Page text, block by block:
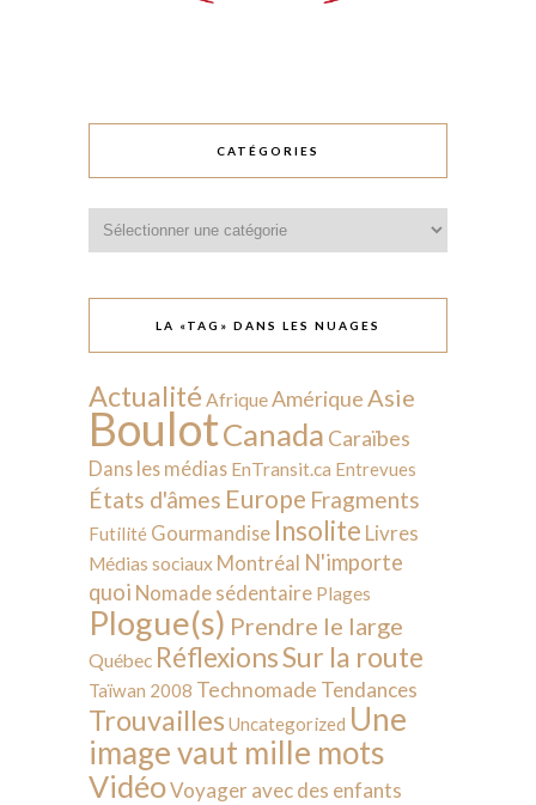
CATÉGORIES
LA «TAG» DANS LES NUAGES
Actualité AfriqueAmérique Asie
BoulotCanada Caraïbes
Dans les médias EnTransit.ca Entrevues
États d'âmes Europe Fragments
Futilité Gourmandise Insolite Livres
Médias sociaux Montréal N'importe
quoi Nomade sédentaire Plages
Plogue(s) Prendre le large
Québec RéflexionsSur la route
Taïwan 2008 Technomade Tendances
Trouvailles Uncategorized Une
image vaut mille mots
VidéoVoyager avec des enfants